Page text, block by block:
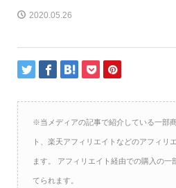
2020.05.26
※当メディアの記事で紹介している一部
ト、楽天アフィリエイトなどのアフィリ
ます。 アフィリエイト経由での購入の一
てられます。